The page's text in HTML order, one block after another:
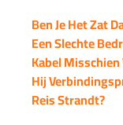
Ben Je Het Zat
Een Slechte
Kabel
Hij
Reis Strandt?